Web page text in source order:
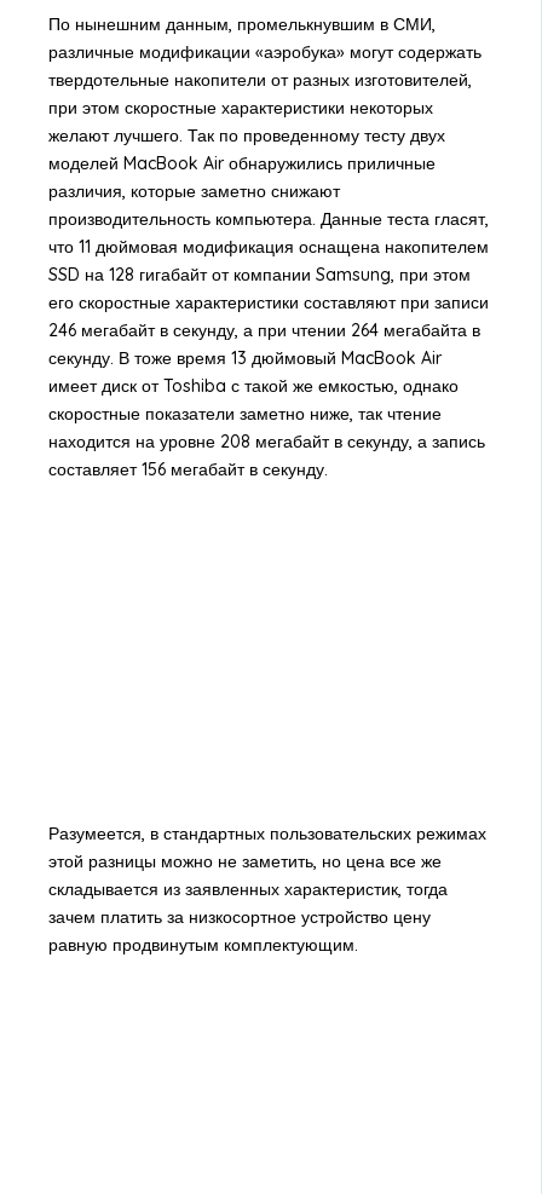
По нынешним данным, промелькнувшим в СМИ,
различные модификации «аэробука» могут содержать
твердотельные накопители от разных изготовителей,
при этом скоростные характеристики некоторых
желают лучшего. Так по проведенному тесту двух
моделей MacBook Air обнаружились приличные
различия, которые заметно снижают
производительность компьютера. Данные теста гласят,
что 11 дюймовая модификация оснащена накопителем
SSD на 128 гигабайт от компании Samsung, при этом
его скоростные характеристики составляют при записи
246 мегабайт в секунду, а при чтении 264 мегабайта в
секунду. В тоже время 13 дюймовый MacBook Air
имеет диск от Toshiba с такой же емкостью, однако
скоростные показатели заметно ниже, так чтение
находится на уровне 208 мегабайт в секунду, а запись
составляет 156 мегабайт в секунду.
Разумеется, в стандартных пользовательских режимах
этой разницы можно не заметить, но цена все же
складывается из заявленных характеристик, тогда
зачем платить за низкосортное устройство цену
равную продвинутым комплектующим.